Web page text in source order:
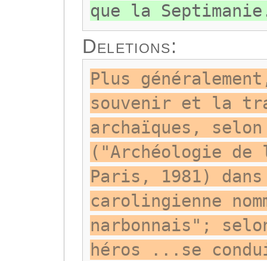
que la
Deletions:
Plus
souvenir et la
archaïques,
("Archéologie de
Paris, 1981) dans
carolingienne
narbonnais";
héros ...se